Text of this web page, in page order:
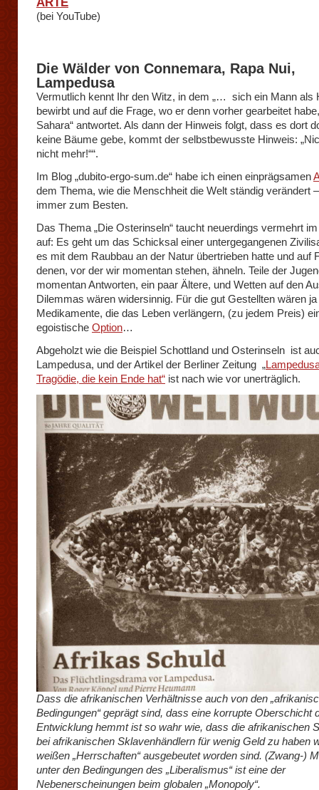
(bei YouTube)
Die Wälder von Connemara, Rapa Nui,
Lampedusa
Vermutlich kennt Ihr den Witz, in dem „… sich ein Mann als
bewirbt und auf die Frage, wo er denn vorher gearbeitet
Sahara“ antwortet. Als dann der Hinweis folgt, dass es dort
keine Bäume gebe, kommt der selbstbewusste Hinweis:
nicht mehr!““.
Im Blog „dubito-ergo-sum.de“ habe ich einen einprägsamen
dem Thema, wie die Menschheit die Welt ständig verändert
immer zum Besten.
Das Thema „Die Osterinseln“ taucht neuerdings vermehrt im
auf: Es geht um das Schicksal einer untergegangenen
es mit dem Raubbau an der Natur übertrieben hatte und auf
denen, vor der wir momentan stehen, ähneln. Teile der
momentan Antworten, ein paar Ältere, und Wetten auf den
Dilemmas wären widersinnig. Für die gut Gestellten wären
Medikamente, die das Leben verlängern, (zu jedem Preis)
egoistische Option…
Abgeholzt wie die Beispiel Schottland und Osterinseln ist
Lampedusa, und der Artikel der Berliner Zeitung „
Tragödie, die kein Ende hat“ ist nach wie vor unerträglich.
Dass die afrikanischen Verhältnisse auch von den
Bedingungen“ geprägt sind, dass eine korrupte Oberschicht
Entwicklung hemmt ist so wahr wie, dass die afrikanischen
bei afrikanischen Sklavenhändlern für wenig Geld zu haben
weißen „Herrschaften“ ausgebeutet worden sind. (Zwang-)
unter den Bedingungen des „Liberalismus“ ist eine der
Nebenerscheinungen beim globalen „Monopoly“.